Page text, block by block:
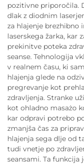
pozitivne priporočila.
dlak z diodnim
za hlajenje brezhibno
laserskega žarka, kar
prekinitve poteka
seanse. Tehnologija
v realnem času, ki
hlajenja glede na
pregrevanje kot
zdravljenja. Stranke
kot ohladno masażo
kar odpravi potrebo
zmanjša čas za
hlajenja sega dlje od
tudi vnetje po
seansami. Ta funkcija